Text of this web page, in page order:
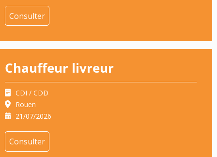
Consulter
Chauffeur livreur
CDI / CDD
Rouen
21/07/2026
Consulter